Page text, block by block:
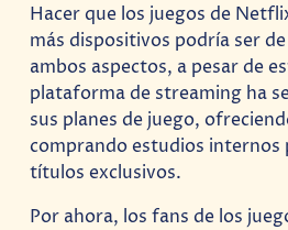
Hacer que los juegos de
más dispositivos podría ser
ambos aspectos, a pesar de
plataforma de streaming ha
sus planes de juego,
comprando estudios internos
títulos exclusivos.
Por ahora, los fans de los